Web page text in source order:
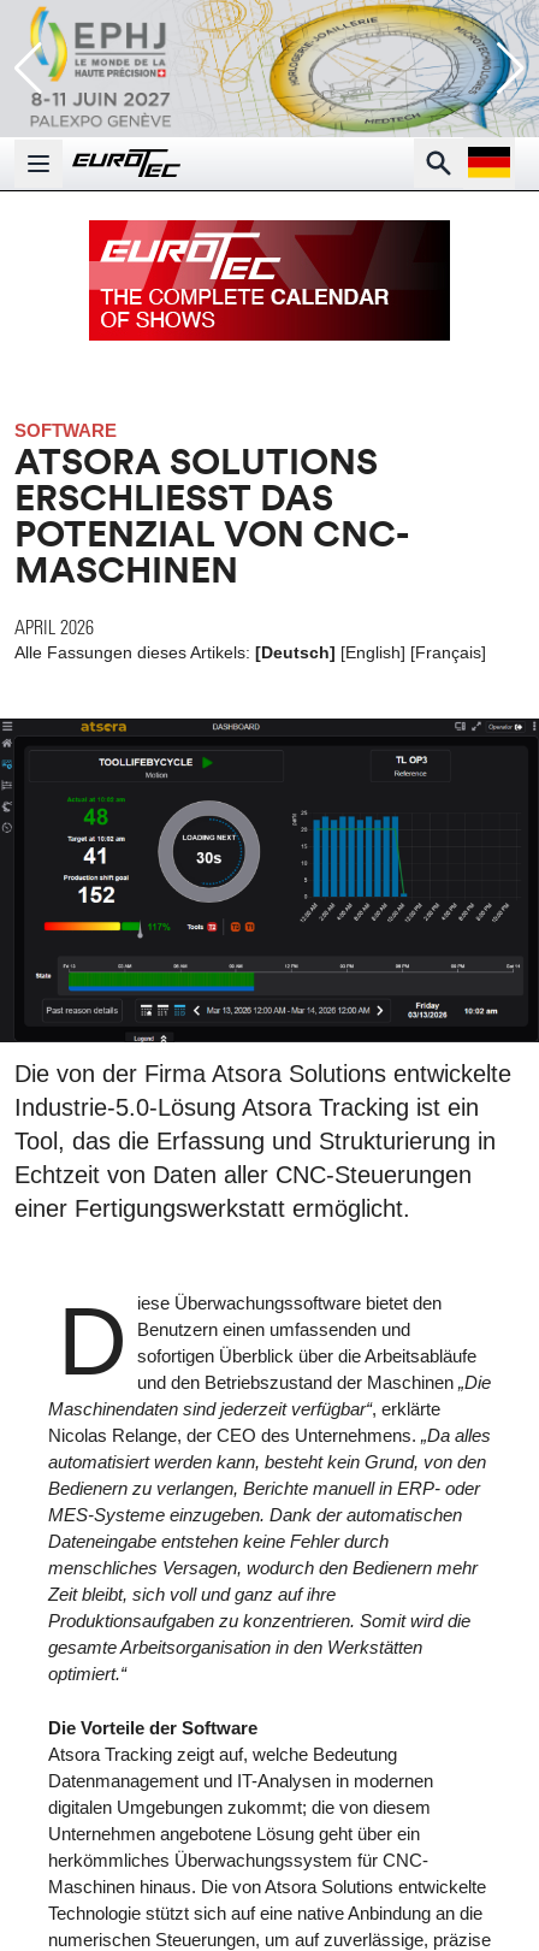
Open main menu
Search
Open
SOFTWARE
ATSORA SOLUTIONS
ERSCHLIESST DAS
POTENZIAL VON CNC-
MASCHINEN
APRIL 2026
Alle Fassungen dieses Artikels: [Deutsch] [English] [Français]
Die von der Firma Atsora Solutions entwickelte
Industrie-5.0-Lösung Atsora Tracking ist ein
Tool, das die Erfassung und Strukturierung in
Echtzeit von Daten aller CNC-Steuerungen
einer Fertigungswerkstatt ermöglicht.
D
iese Überwachungssoftware bietet den
Benutzern einen umfassenden und
sofortigen Überblick über die Arbeitsabläufe
und den Betriebszustand der Maschinen „Die
Maschinendaten sind jederzeit verfügbar“, erklärte
Nicolas Relange, der CEO des Unternehmens. „Da alles
automatisiert werden kann, besteht kein Grund, von den
Bedienern zu verlangen, Berichte manuell in ERP- oder
MES-Systeme einzugeben. Dank der automatischen
Dateneingabe entstehen keine Fehler durch
menschliches Versagen, wodurch den Bedienern mehr
Zeit bleibt, sich voll und ganz auf ihre
Produktionsaufgaben zu konzentrieren. Somit wird die
gesamte Arbeitsorganisation in den Werkstätten
optimiert.“
Die Vorteile der Software
Atsora Tracking zeigt auf, welche Bedeutung
Datenmanagement und IT-Analysen in modernen
digitalen Umgebungen zukommt; die von diesem
Unternehmen angebotene Lösung geht über ein
herkömmliches Überwachungssystem für CNC-
Maschinen hinaus. Die von Atsora Solutions entwickelte
Technologie stützt sich auf eine native Anbindung an die
numerischen Steuerungen, um auf zuverlässige, präzise